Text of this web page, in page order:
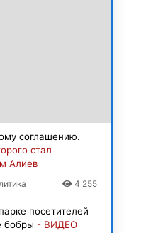
соглашению.
стал
Алиев
4 255
посетителей
бобры - ВИДЕО